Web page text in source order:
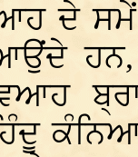
ਦੇ
ਹਨ,